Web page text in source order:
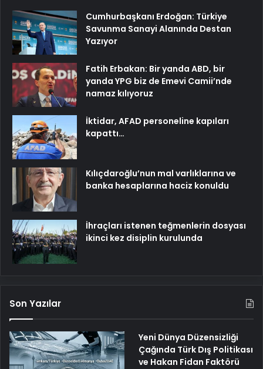
Cumhurbaşkanı Erdoğan: Türkiye
Savunma Sanayi Alanında Destan
Yazıyor
Fatih Erbakan: Bir yanda ABD, bir
yanda YPG biz de Emevi Camii’nde
namaz kılıyoruz
İktidar, AFAD personeline kapıları
kapattı…
Kılıçdaroğlu’nun mal varlıklarına ve
banka hesaplarına haciz konuldu
İhraçları istenen teğmenlerin dosyası
ikinci kez disiplin kurulunda
Son Yazılar
Yeni Dünya Düzensizliği
Çağında Türk Dış Politikası
ve Hakan Fidan Faktörü